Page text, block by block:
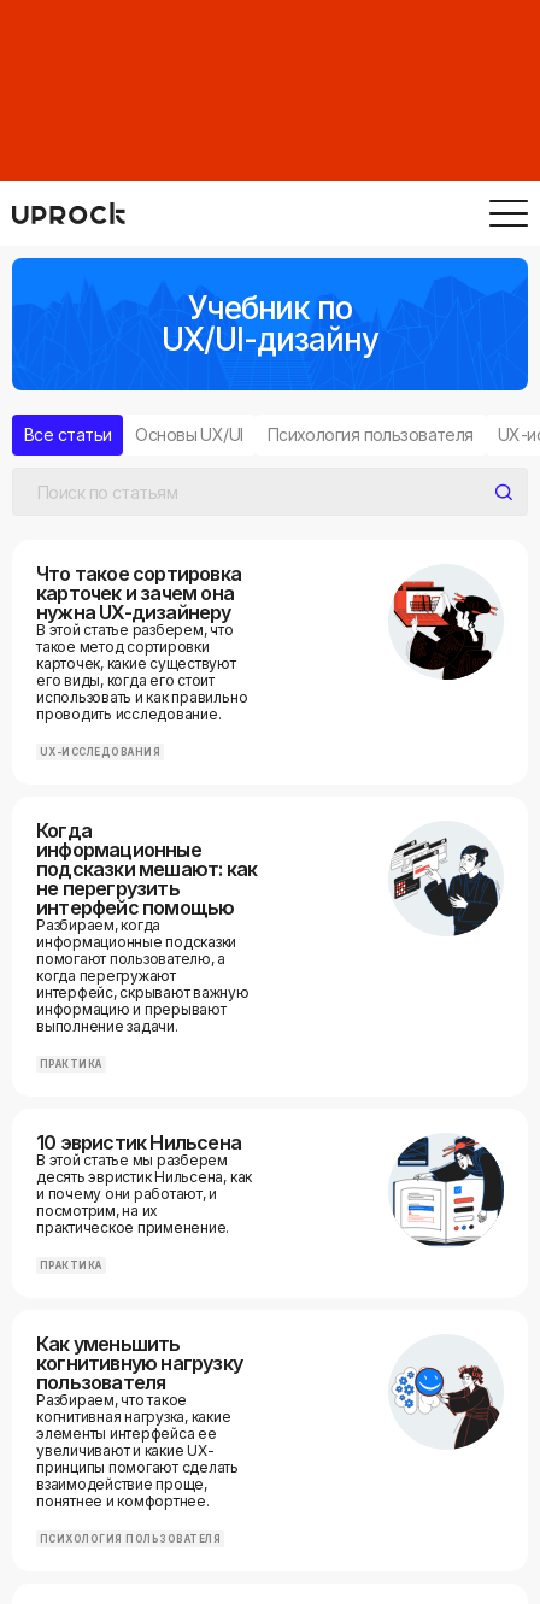
Учебник по
UX/UI-дизайну
Все статьи Основы UX/UI Психология пользователя UX-
Что такое сортировка
карточек и зачем она
нужна UX-дизайнеру
В этой статье разберем, что
такое метод сортировки
карточек, какие существуют
его виды, когда его стоит
использовать и как правильно
проводить исследование.
UX-ИССЛЕДОВАНИЯ
Когда
информационные
подсказки мешают: как
не перегрузить
интерфейс помощью
Разбираем, когда
информационные подсказки
помогают пользователю, а
когда перегружают
интерфейс, скрывают важную
информацию и прерывают
выполнение задачи.
ПРАКТИКА
10 эвристик Нильсена
В этой статье мы разберем
десять эвристик Нильсена, как
и почему они работают, и
посмотрим, на их
практическое применение.
ПРАКТИКА
Как уменьшить
когнитивную нагрузку
пользователя
Разбираем, что такое
когнитивная нагрузка, какие
элементы интерфейса ее
увеличивают и какие UX-
принципы помогают сделать
взаимодействие проще,
понятнее и комфортнее.
ПСИХОЛОГИЯ ПОЛЬЗОВАТЕЛЯ